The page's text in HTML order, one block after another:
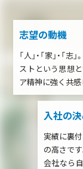
志望の動機
「人」・「家」・
ストという思想
ア精神に強く共感
入社の
実績に裏
の高さで
会社なら